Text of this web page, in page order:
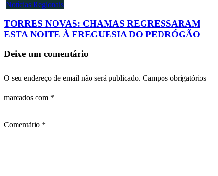
Notícias Regionais
TORRES NOVAS: CHAMAS REGRESSARAM
ESTA NOITE À FREGUESIA DO PEDRÓGÃO
Deixe um comentário
O seu endereço de email não será publicado. Campos obrigatórios
marcados com *
Comentário *